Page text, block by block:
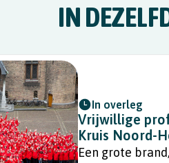
IN
In overleg
Vrijwillige
Kruis Noord-
Een grote